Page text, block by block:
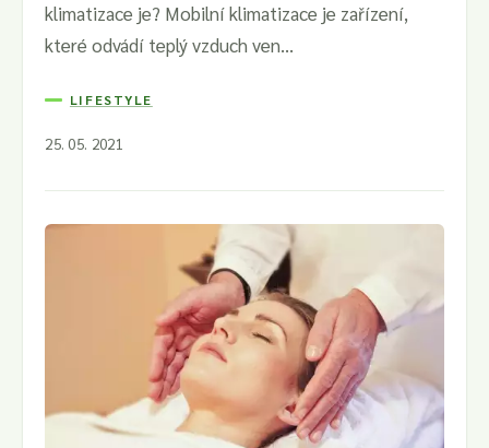
klimatizace je? Mobilní klimatizace je zařízení,
které odvádí teplý vzduch ven...
LIFESTYLE
25. 05. 2021